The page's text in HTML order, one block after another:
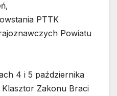
PTTK
Powiatu
4 i 5 października
Zakonu Braci